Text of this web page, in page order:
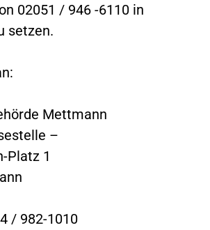
02051 / 946 -6110 in
setzen.
Mettmann
–
Platz 1
/ 982-1010